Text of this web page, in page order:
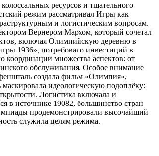
ресурсов и тщательного
режим рассматривал Игры как
и логистическим вопросам.
Вернером Мархом, который сочетал
включая Олимпийскую деревню в
1936», потребовало инвестиций в
координации множества аспектов: от
обслуживания. Особое внимание
создала фильм «Олимпия»,
идеологическую подоплёку:
Логистика включала и
в источнике 19082, большинство стран
продемонстрировали высочайший
служила целям режима.